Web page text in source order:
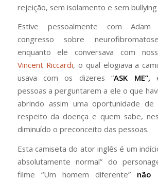
rejeição, sem isolamento e sem
Estive pessoalmente com Adam
congresso sobre
enquanto ele conversava com
Vincent Riccardi, o qual elogiava a
usava com os dizeres “ASK ME”,
pessoas a perguntarem a ele o que
abrindo assim uma oportunidade de
respeito da doença e quem sabe,
diminuído o preconceito das pessoas.
Esta camiseta do ator inglês é um
absolutamente normal” do
filme “Um homem diferente” não